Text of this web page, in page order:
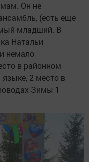
мам. Он не
(есть еще
младший. В
Натальи
немало
в районном
языке, 2 место в
Зимы 1